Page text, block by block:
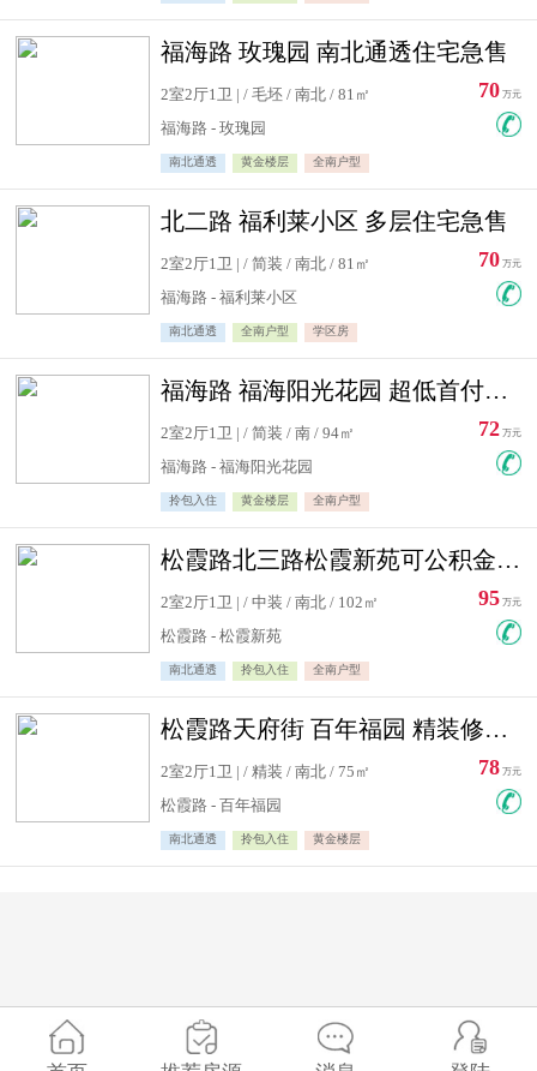
福海路 玫瑰园 南北通透住宅急售
2室2厅1卫 | / 毛坯 / 南北 / 81㎡
福海路 - 玫瑰园
南北通透 黄金楼层 全南户型
70 万元
北二路 福利莱小区 多层住宅急售
2室2厅1卫 | / 简装 / 南北 / 81㎡
福海路 - 福利莱小区
南北通透 全南户型 学区房
70 万元
福海路 福海阳光花园 超低首付住宅急售
2室2厅1卫 | / 简装 / 南 / 94㎡
福海路 - 福海阳光花园
拎包入住 黄金楼层 全南户型
72 万元
松霞路北三路松霞新苑可公积金贷款北小区南北通透住宅急售
2室2厅1卫 | / 中装 / 南北 / 102㎡
松霞路 - 松霞新苑
南北通透 拎包入住 全南户型
95 万元
松霞路天府街 百年福园 精装修住宅急售
2室2厅1卫 | / 精装 / 南北 / 75㎡
松霞路 - 百年福园
南北通透 拎包入住 黄金楼层
78 万元